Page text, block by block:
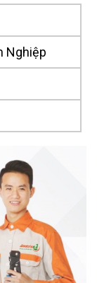
Nghiệp